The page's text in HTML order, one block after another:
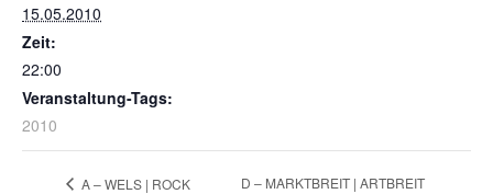
15.05.2010
Zeit:
22:00
Veranstaltung-Tags:
2010
A – WELS | ROCK
D – MARKTBREIT | ARTBREIT